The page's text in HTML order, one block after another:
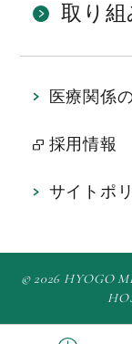
取り組
医療関係
採用情報
サイトポ
© 2026 HYOGO